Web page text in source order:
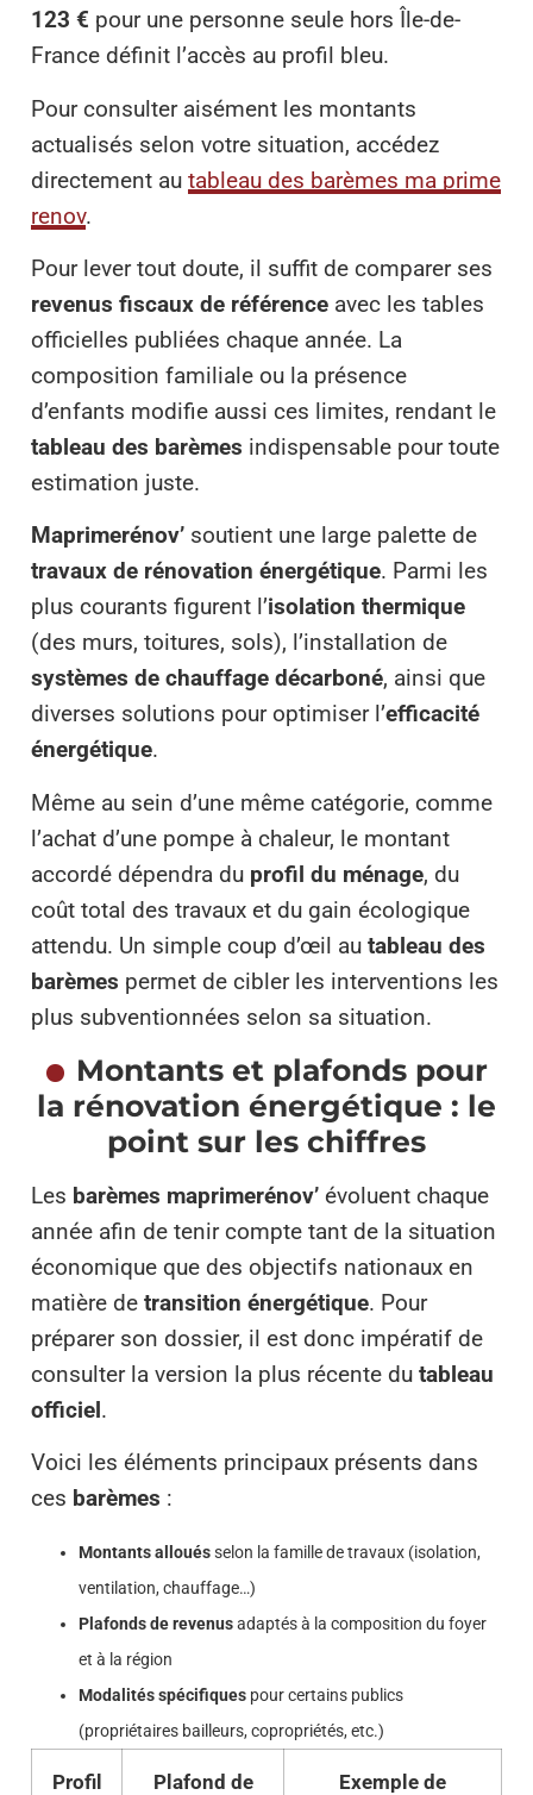
123 € pour une personne seule hors Île-de-
France définit l’accès au profil bleu.
Pour consulter aisément les montants
actualisés selon votre situation, accédez
directement au tableau des barèmes ma prime
renov.
Pour lever tout doute, il suffit de comparer ses
revenus fiscaux de référence avec les tables
officielles publiées chaque année. La
composition familiale ou la présence
d’enfants modifie aussi ces limites, rendant le
tableau des barèmes indispensable pour toute
estimation juste.
Maprimerénov’ soutient une large palette de
travaux de rénovation énergétique. Parmi les
plus courants figurent l’isolation thermique
(des murs, toitures, sols), l’installation de
systèmes de chauffage décarboné, ainsi que
diverses solutions pour optimiser l’efficacité
énergétique.
Même au sein d’une même catégorie, comme
l’achat d’une pompe à chaleur, le montant
accordé dépendra du profil du ménage, du
coût total des travaux et du gain écologique
attendu. Un simple coup d’œil au tableau des
barèmes permet de cibler les interventions les
plus subventionnées selon sa situation.
Montants et plafonds pour
la rénovation énergétique : le
point sur les chiffres
Les barèmes maprimerénov’ évoluent chaque
année afin de tenir compte tant de la situation
économique que des objectifs nationaux en
matière de transition énergétique. Pour
préparer son dossier, il est donc impératif de
consulter la version la plus récente du tableau
officiel.
Voici les éléments principaux présents dans
ces barèmes :
Montants allouésselon la famille de travaux (isolation,
ventilation, chauffage…)
Plafonds de revenusadaptés à la composition du foyer
et à la région
Modalités spécifiques pour certains publics
(propriétaires bailleurs, copropriétés, etc.)
Profil
Plafond de
Exemple de